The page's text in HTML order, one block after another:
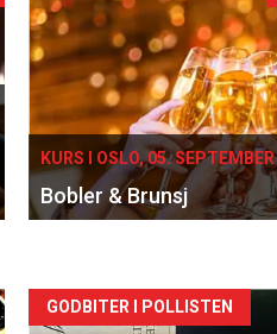
KURS I OSLO, 05. SEPTEMBER
Bobler & Brunsj
Forsiden
GODBITER I POLLISTEN